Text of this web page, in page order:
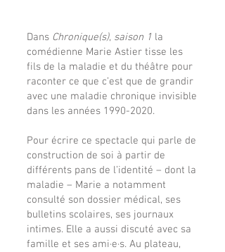
Dans Chronique(s), saison 1 la
comédienne Marie Astier tisse les
fils de la maladie et du théâtre pour
raconter ce que c’est que de grandir
avec une maladie chronique invisible
dans les années 1990-2020.
Pour écrire ce spectacle qui parle de
construction de soi à partir de
différents pans de l’identité – dont la
maladie – Marie a notamment
consulté son dossier médical, ses
bulletins scolaires, ses journaux
intimes. Elle a aussi discuté avec sa
famille et ses ami·e·s. Au plateau,